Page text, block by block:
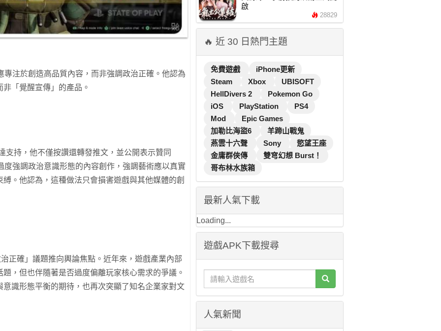
注於創造高品質內容，而非強調政治正確。他認為
「覺醒宣傳」的產品。
支持，他不僅按讚還轉發推文，並公開表示贊同
強調政治意識形態的內容創作，強調藝術應以真實
。他認為，這種做法只會損害遊戲與其他媒體的創
正確」議題推向輿論焦點。近年來，遊戲產業內部
，但也伴隨著是否過度偏離玩家核心需求的爭議。
識形態平衡的期待，也再次突顯了知名企業家對文
啟
28829
🔥 近 30 日熱門主題
免費遊戲
iPhone更新
Steam
Xbox
UBISOFT
HellDivers 2
Pokemon Go
iOS
PlayStation
PS4
Mod
Epic Games
加勒比海盜6
羊蹄山戰鬼
燕雲十六聲
Sony
慾望王座
金庸群俠傳
雙穹幻想 Burst！
哥布林水族箱
最新人氣下載
Loading...
遊戲APK下載搜尋
人氣新聞